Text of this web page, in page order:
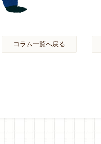
コラム一覧へ戻る